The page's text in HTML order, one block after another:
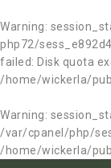
Warning:
php72/
failed: Disk quota
/home/wickerla/
Warning:
/var/cpanel/php/
/home/wickerla/